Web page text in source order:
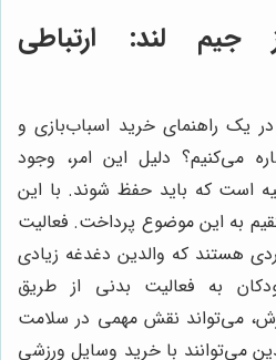
جیم لند: ارتباطی
یک راهنمای خرید اسباب‌بازی و
می‌کنیم؟ دلیل این امر، وجود
است که باید حفظ شوند. با این
به این موضوع پرداخت. فعالیت
هستند که والدین دغدغه زیادی
به فعالیت بدنی از طریق
می‌تواند نقش مهمی در سلامت
می‌توانند با خرید وسایل ورزشی